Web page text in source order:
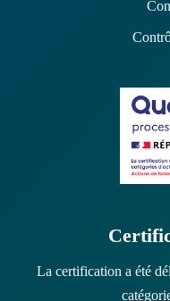
La certification a été